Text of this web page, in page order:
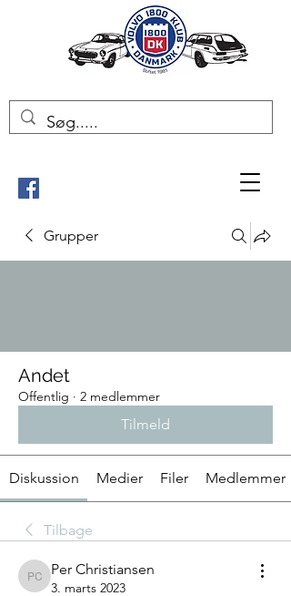
Grupper
Andet
Offentlig · 2 medlemmer
Tilmeld
Diskussion Medier Filer Medlemmer
Tilbage
Per Christiansen
Per Christiansen
3. marts 2023